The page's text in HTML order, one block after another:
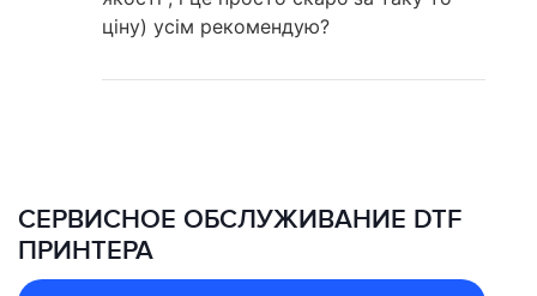
ціну) усім рекомендую?
СЕРВИСНОЕ ОБСЛУЖИВАНИЕ DTF
ПРИНТЕРА